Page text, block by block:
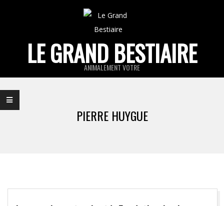
LE GRAND BESTIAIRE
ANIMALEMENT VOTRE
Navigation
Menu
PIERRE HUYGUE